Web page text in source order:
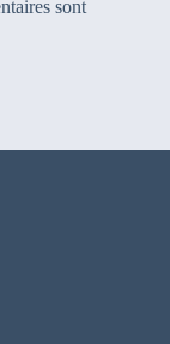
sont